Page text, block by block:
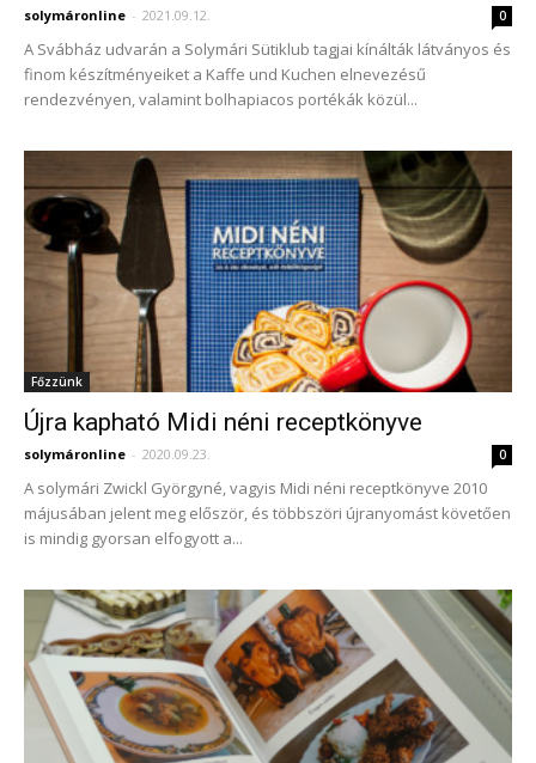
solymáronline - 2021.09.12. 0
A Svábház udvarán a Solymári Sütiklub tagjai kínálták látványos és
finom készítményeiket a Kaffe und Kuchen elnevezésű
rendezvényen, valamint bolhapiacos portékák közül...
Főzzünk
Újra kapható Midi néni receptkönyve
solymáronline - 2020.09.23. 0
A solymári Zwickl Györgyné, vagyis Midi néni receptkönyve 2010
májusában jelent meg először, és többszöri újranyomást követően
is mindig gyorsan elfogyott a...